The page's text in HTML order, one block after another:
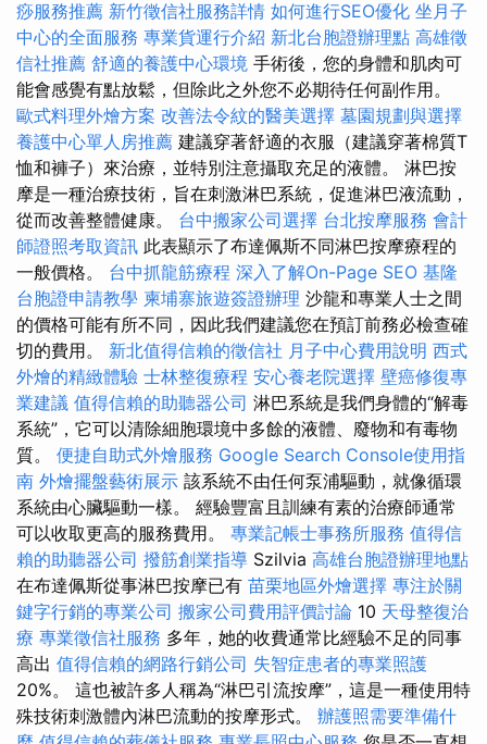
痧服務推薦 新竹徵信社服務詳情 如何進行SEO優化 坐月子
中心的全面服務 專業貨運行介紹 新北台胞證辦理點 高雄徵
信社推薦 舒適的養護中心環境 手術後，您的身體和肌肉可
能會感覺有點放鬆，但除此之外您不必期待任何副作用。
歐式料理外燴方案 改善法令紋的醫美選擇 墓園規劃與選擇
養護中心單人房推薦 建議穿著舒適的衣服（建議穿著棉質T
恤和褲子）來治療，並特別注意攝取充足的液體。 淋巴按
摩是一種治療技術，旨在刺激淋巴系統，促進淋巴液流動，
從而改善整體健康。 台中搬家公司選擇 台北按摩服務 會計
師證照考取資訊 此表顯示了布達佩斯不同淋巴按摩療程的
一般價格。 台中抓龍筋療程 深入了解On-Page SEO 基隆
台胞證申請教學 柬埔寨旅遊簽證辦理 沙龍和專業人士之間
的價格可能有所不同，因此我們建議您在預訂前務必檢查確
切的費用。 新北值得信賴的徵信社 月子中心費用說明 西式
外燴的精緻體驗 士林整復療程 安心養老院選擇 壁癌修復專
業建議 值得信賴的助聽器公司 淋巴系統是我們身體的“解毒
系統”，它可以清除細胞環境中多餘的液體、廢物和有毒物
質。 便捷自助式外燴服務 Google Search Console使用指
南 外燴擺盤藝術展示 該系統不由任何泵浦驅動，就像循環
系統由心臟驅動一樣。 經驗豐富且訓練有素的治療師通常
可以收取更高的服務費用。 專業記帳士事務所服務 值得信
賴的助聽器公司 撥筋創業指導 Szilvia 高雄台胞證辦理地點
在布達佩斯從事淋巴按摩已有 苗栗地區外燴選擇 專注於關
鍵字行銷的專業公司 搬家公司費用評價討論 10 天母整復治
療 專業徵信社服務 多年，她的收費通常比經驗不足的同事
高出 值得信賴的網路行銷公司 失智症患者的專業照護
20%。 這也被許多人稱為“淋巴引流按摩”，這是一種使用特
殊技術刺激體內淋巴流動的按摩形式。 辦護照需要準備什